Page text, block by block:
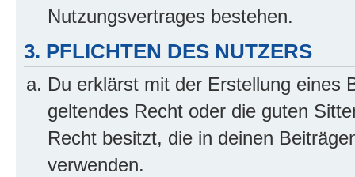
Nutzungsvertrages bestehen.
3. PFLICHTEN DES NUTZERS
Du erklärst mit der Erstellung eines
geltendes Recht oder die guten
Recht besitzt, die in deinen
verwenden.